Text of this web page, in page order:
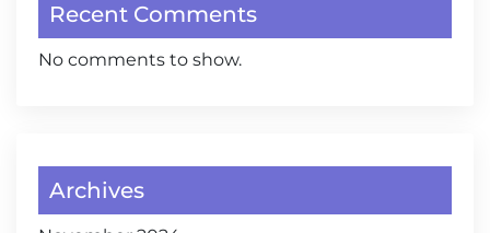
Recent Comments
No comments to show.
Archives